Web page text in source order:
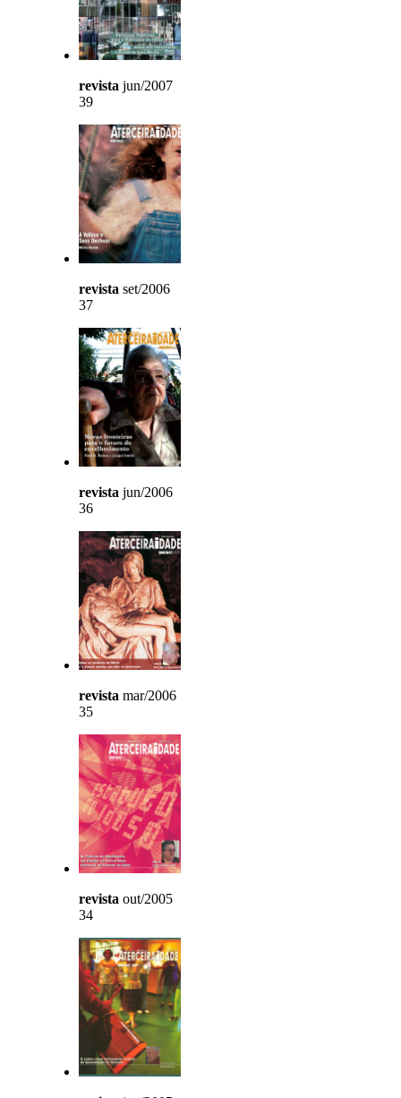
revista jun/2007
39
revista set/2006
37
revista jun/2006
36
revista mar/2006
35
revista out/2005
34